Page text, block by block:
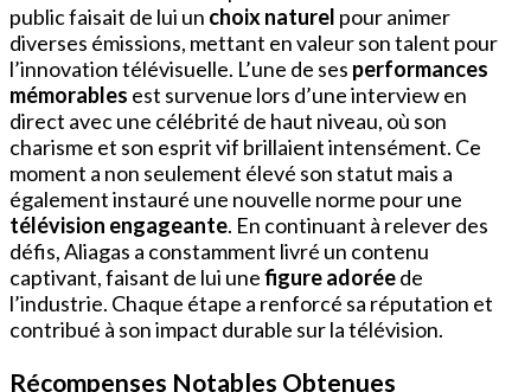
public faisait de lui un choix naturel pour animer
diverses émissions, mettant en valeur son talent pour
l’innovation télévisuelle. L’une de ses performances
mémorables est survenue lors d’une interview en
direct avec une célébrité de haut niveau, où son
charisme et son esprit vif brillaient intensément. Ce
moment a non seulement élevé son statut mais a
également instauré une nouvelle norme pour une
télévision engageante. En continuant à relever des
défis, Aliagas a constamment livré un contenu
captivant, faisant de lui unefigure adoréede
l’industrie. Chaque étape a renforcé sa réputation et
contribué à son impact durable sur la télévision.
Récompenses Notables Obtenues